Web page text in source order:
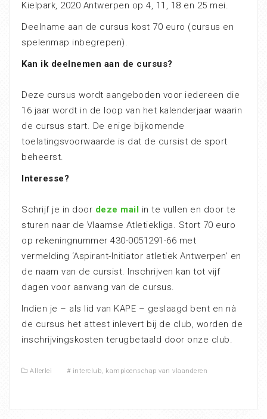
Kielpark, 2020 Antwerpen op 4, 11, 18 en 25 mei.
Deelname aan de cursus kost 70 euro (cursus en
spelenmap inbegrepen).
Kan ik deelnemen aan de cursus?
Deze cursus wordt aangeboden voor iedereen die
16 jaar wordt in de loop van het kalenderjaar waarin
de cursus start. De enige bijkomende
toelatingsvoorwaarde is dat de cursist de sport
beheerst.
Interesse?
Schrijf je in door deze mail in te vullen en door te
sturen naar de Vlaamse Atletiekliga. Stort 70 euro
op rekeningnummer 430-0051291-66 met
vermelding ‘Aspirant-Initiator atletiek Antwerpen’ en
de naam van de cursist. Inschrijven kan tot vijf
dagen voor aanvang van de cursus.
Indien je – als lid van KAPE – geslaagd bent en nà
de cursus het attest inlevert bij de club, worden de
inschrijvingskosten terugbetaald door onze club.
Allerlei # interclub, kampioenschap van vlaanderen